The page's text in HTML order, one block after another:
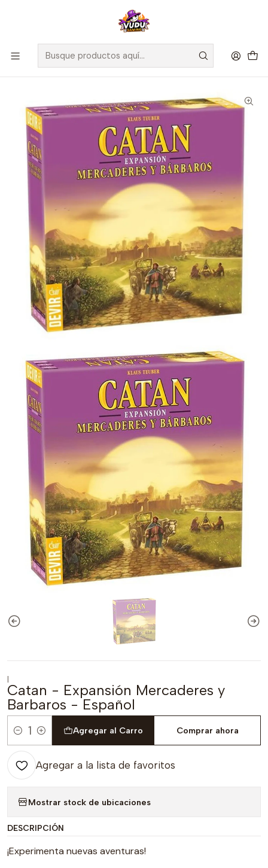
🚀 ¡Despachamos a todo Chile! Envío GRATIS a Regiones sobre
$100.000 y a RM sobre $35.000
Inicio Juegos de Mesa Editorial Devir
Catan - Expansión Mercaderes y Barbaros - Español
|
Catan - Expansión Mercaderes y
Barbaros - Español
Cantidad
Agregar al Carro Comprar ahora
Agregar a la lista de favoritos
Mostrar stock de ubicaciones
DESCRIPCIÓN
¡Experimenta nuevas aventuras!